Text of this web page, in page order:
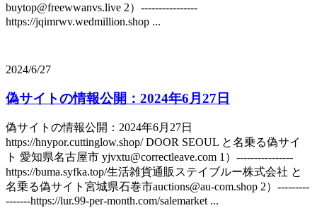
buytop@freewwanvs.live 2）----------------
https://jqimrwv.wedmillion.shop ...
2024/6/27
偽サイトの情報公開：2024年6月27日
偽サイトの情報公開：2024年6月27日
https://hnypor.cuttinglow.shop/ DOOR SEOUL と名乗る偽サイ
ト 愛知県名古屋市 yjvxtu@correctleave.com 1）----------------
https://buma.syfka.top/生活雑貨通販ステイブルー株式会社 と
名乗る偽サイト宮城県石巻市auctions@au-com.shop 2）---------
-------https://lur.99-per-month.com/salemarket ...